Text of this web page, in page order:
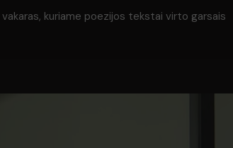
vakaras, kuriame poezijos tekstai virto garsais